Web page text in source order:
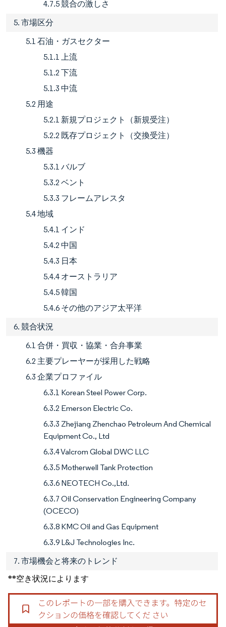
4.7.5 競合の激しさ
5. 市場区分
5.1 石油・ガスセクター
5.1.1 上流
5.1.2 下流
5.1.3 中流
5.2 用途
5.2.1 新規プロジェクト（新規受注）
5.2.2 既存プロジェクト（交換受注）
5.3 機器
5.3.1 バルブ
5.3.2 ベント
5.3.3 フレームアレスタ
5.4 地域
5.4.1 インド
5.4.2 中国
5.4.3 日本
5.4.4 オーストラリア
5.4.5 韓国
5.4.6 その他のアジア太平洋
6. 競合状況
6.1 合併・買収・協業・合弁事業
6.2 主要プレーヤーが採用した戦略
6.3 企業プロファイル
6.3.1 Korean Steel Power Corp.
6.3.2 Emerson Electric Co.
6.3.3 Zhejiang Zhenchao Petroleum And Chemical
Equipment Co., Ltd
6.3.4 Valcrom Global DWC LLC
6.3.5 Motherwell Tank Protection
6.3.6 NEOTECH Co.,Ltd.
6.3.7 Oil Conservation Engineering Company
(OCECO)
6.3.8 KMC Oil and Gas Equipment
6.3.9 L&J Technologies Inc.
7. 市場機会と将来のトレンド
**空き状況によります